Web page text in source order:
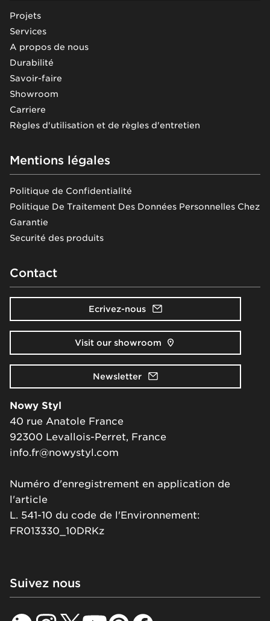
Projets
Services
A propos de nous
Durabilité
Savoir-faire
Showroom
Carriere
Règles d'utilisation et de règles d'entretien
Mentions légales
Politique de Confidentialité
Politique De Traitement Des Données Personnelles Chez
Garantie
Securité des produits
Contact
Ecrivez-nous
Visit our showroom
Newsletter
Nowy Styl
40 rue Anatole France
92300 Levallois-Perret, France
info.fr@nowystyl.com
Numéro d'enregistrement en application de
l'article
L. 541-10 du code de l'Environnement:
FR013330_10DRKz
Suivez nous